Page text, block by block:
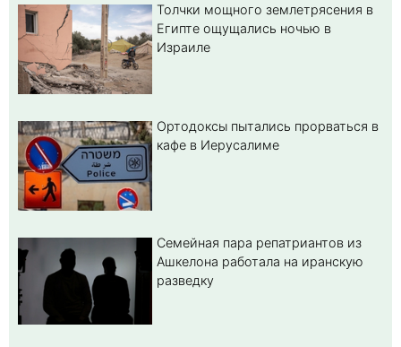
Толчки мощного землетрясения в
Египте ощущались ночью в
Израиле
Ортодоксы пытались прорваться в
кафе в Иерусалиме
Семейная пара репатриантов из
Ашкелона работала на иранскую
разведку